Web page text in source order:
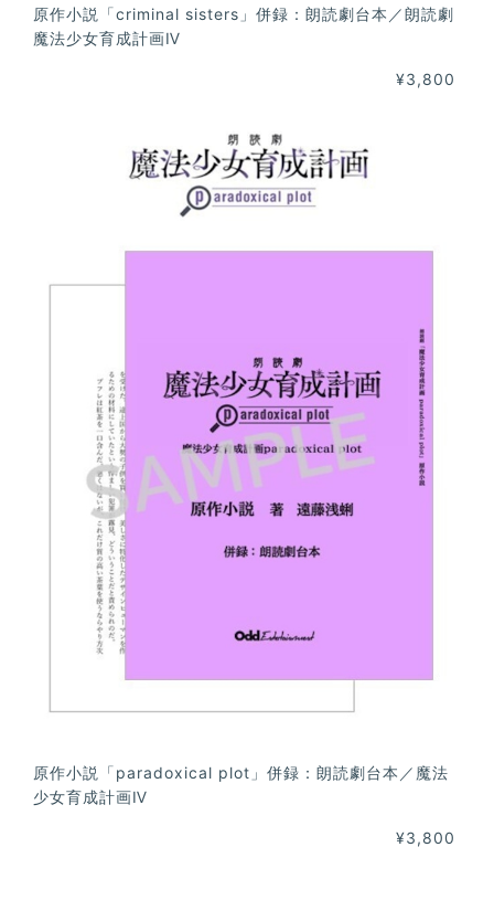
原作小説「criminal sisters」併録：朗読劇台本／朗読劇
魔法少女育成計画Ⅳ
¥3,800
原作小説「paradoxical plot」併録：朗読劇台本／魔法
少女育成計画Ⅳ
¥3,800